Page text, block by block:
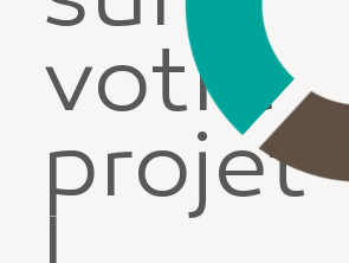
votre
projet